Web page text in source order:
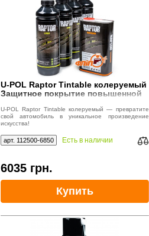
U-POL Raptor Tintable колеруемый
Защитное покрытие повышенной
U-POL Raptor Tintable колеруемый — превратите
свой автомобиль в уникальное произведение
искусства!
арт. 112500-6850 Есть в наличии
6035 грн.
Купить